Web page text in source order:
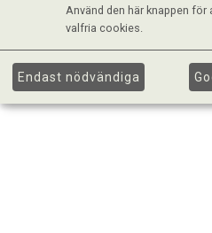
Använd den här knappen för
valfria cookies.
Endast nödvändiga